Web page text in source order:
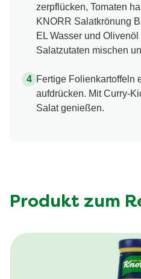
zerpflücken, Tomaten
KNORR Salatkrönung
EL Wasser und
Salatzutaten mischen
Fertige Folienkartoffeln
aufdrücken. Mit Curry-
Salat genießen.
Produkt zum